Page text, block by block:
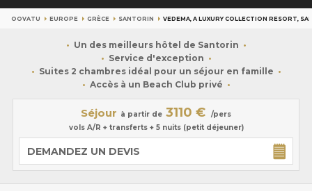
OOVATU EUROPE GRÈCE SANTORIN VEDEMA, A LUXURY COLLECTION RESORT,
Un des meilleurs hôtel de Santorin
Service d'exception
Suites 2 chambres idéal pour un séjour en famille
Accès à un Beach Club privé
Séjour à partir de 3110 €
/pers
vols A/R + transferts + 5 nuits (petit déjeuner)
DEMANDEZ UN DEVIS